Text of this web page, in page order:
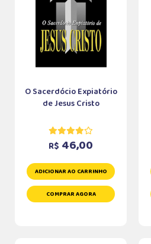
O Sacerdócio Expiatório
de Jesus Cristo
R$ 46,00
ADICIONAR AO CARRINHO
COMPRAR AGORA